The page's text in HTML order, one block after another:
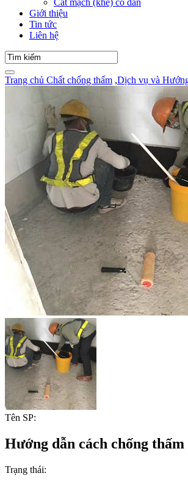
Cắt mạch (khe) co dãn
Giới thiệu
Tin tức
Liên hệ
Trang chủ Chất chống thấm ,Dịch vụ và
Tên SP:
Hướng dẫn cách chống
Trạng thái: